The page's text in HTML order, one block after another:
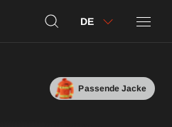
DE
Passende Jacke